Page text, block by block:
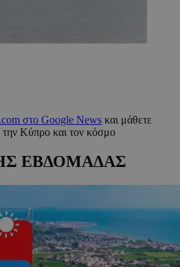
στο Google News και μάθετε
την Κύπρο και τον κόσμο
ΕΒΔΟΜΑΔΑΣ